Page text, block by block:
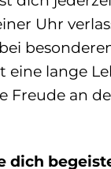
Uhr
eine lange
Freude an
dich